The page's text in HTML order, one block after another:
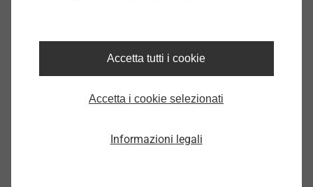
Lo sviluppo digitale è una caratteristica EJOT a livello
in modo ottimale i progetti a livello globale, dallo
una stretta collaborazione con il cliente e consente di
Accetta tutti i cookie
Accetta i cookie selezionati
Informazioni legali